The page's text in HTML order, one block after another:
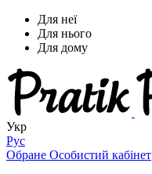
Для неї
Для нього
Для дому
Укр
Рус
Обране Особистий кабінет